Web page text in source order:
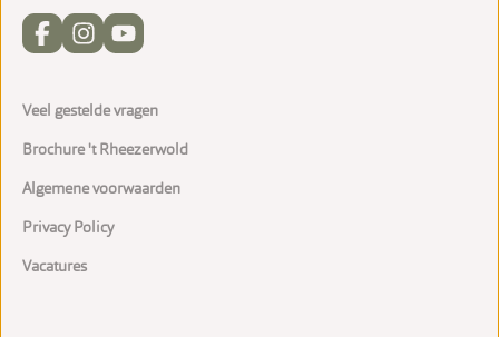
Veel gestelde vragen
Brochure 't Rheezerwold
Algemene voorwaarden
Privacy Policy
Vacatures